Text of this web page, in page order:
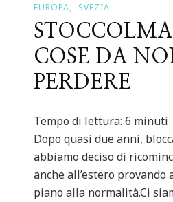
EUROPA SVEZIA
COSE DA
PERDERE
Tempo di lettura: 6 minuti
Dopo quasi due anni,
abbiamo deciso di
anche all’estero
piano alla normalità.Ci